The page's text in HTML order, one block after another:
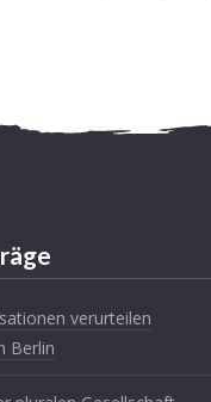
verurteilen
Berlin